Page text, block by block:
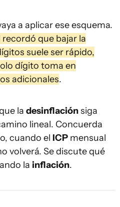
a aplicar ese esquema.
recordó que bajar la
suele ser rápido,
dígito toma en
adicionales.
la desinflaciónsiga
lineal. Concuerda
cuando el ICP mensual
volverá. Se discute qué
la inflación.